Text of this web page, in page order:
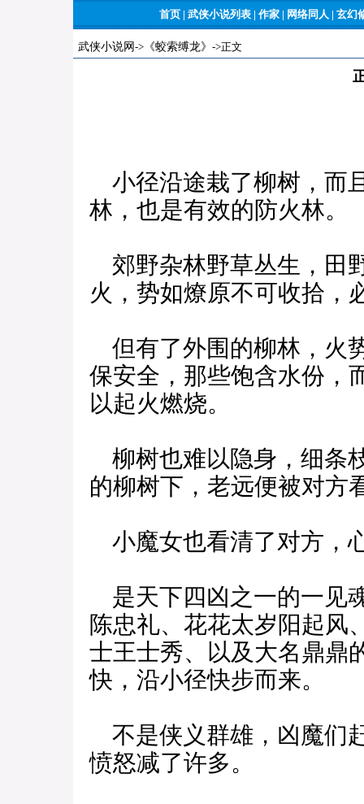
首页 | 武侠小说列表 | 作家 | 网络同人 | 玄幻
武侠小说网 -> 《蛟索缚龙》 ->正文
小径沿途栽了柳树，而
林，也是有效的防火林。
郊野杂林野草丛生，田
火，势如燎原不可收拾，
但有了外围的柳林，火
保安全，那些饱含水份，
以起火燃烧。
柳树也难以隐身，细条
的柳树下，老远便被对方
小魔女也看清了对方，
是天下四凶之一的一见
陈忠礼、花花太岁阳起风
士王士秀、以及大名鼎鼎
快，沿小径快步而来。
不是侠义群雄，凶魔们
愤怒减了许多。